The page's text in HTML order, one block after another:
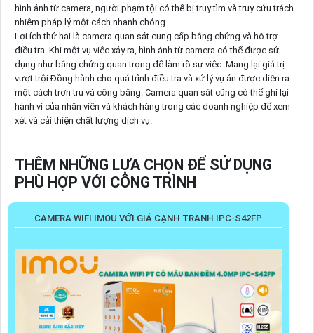
hình ảnh từ camera, người phạm tội có thể bị truy tìm và truy cứu trách
nhiệm pháp lý một cách nhanh chóng.
Lợi ích thứ hai là camera quan sát cung cấp bằng chứng và hỗ trợ
điều tra. Khi một vụ việc xảy ra, hình ảnh từ camera có thể được sử
dụng như bằng chứng quan trọng để làm rõ sự việc. Mang lại giá trị
vượt trội Đồng hành cho quá trình điều tra và xử lý vụ án được diễn ra
một cách trơn tru và công bằng. Camera quan sát cũng có thể ghi lại
hành vi của nhân viên và khách hàng trong các doanh nghiệp để xem
xét và cải thiện chất lượng dịch vụ.
THÊM NHỮNG LỰA CHỌN ĐỂ SỬ DỤNG
PHÙ HỢP VỚI CÔNG TRÌNH
CAMERA WIFI IMOU VỚI GIÁ CẠNH TRANH IPC-S42FP